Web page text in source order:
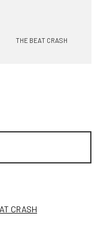
THE BEAT CRASH
CRASH